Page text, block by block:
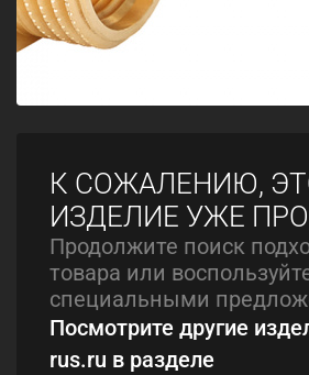
К СОЖАЛЕНИЮ,
ИЗДЕЛИЕ УЖЕ
Продолжите поиск
товара или
специальными
Посмотрите другие
rus.ru в разделе